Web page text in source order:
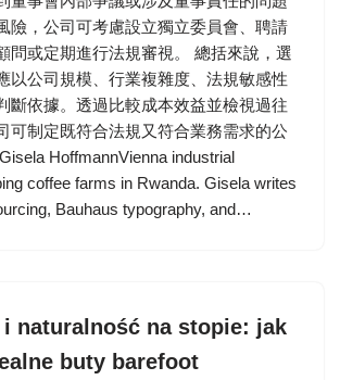
險，公司可考慮設立獨立委員會、聘請
問或定期進行法規審視。 總括來說，選
以公司規模、行業複雜度、法規敏感性
斷依據。透過比較成本效益並檢視過往
可制定既符合法規又符合業務需求的公
HoffmannVienna industrial
coffee farms in Rwanda. Gisela writes
Bauhaus typography, and…
i naturalność na stopie: jak
buty barefoot